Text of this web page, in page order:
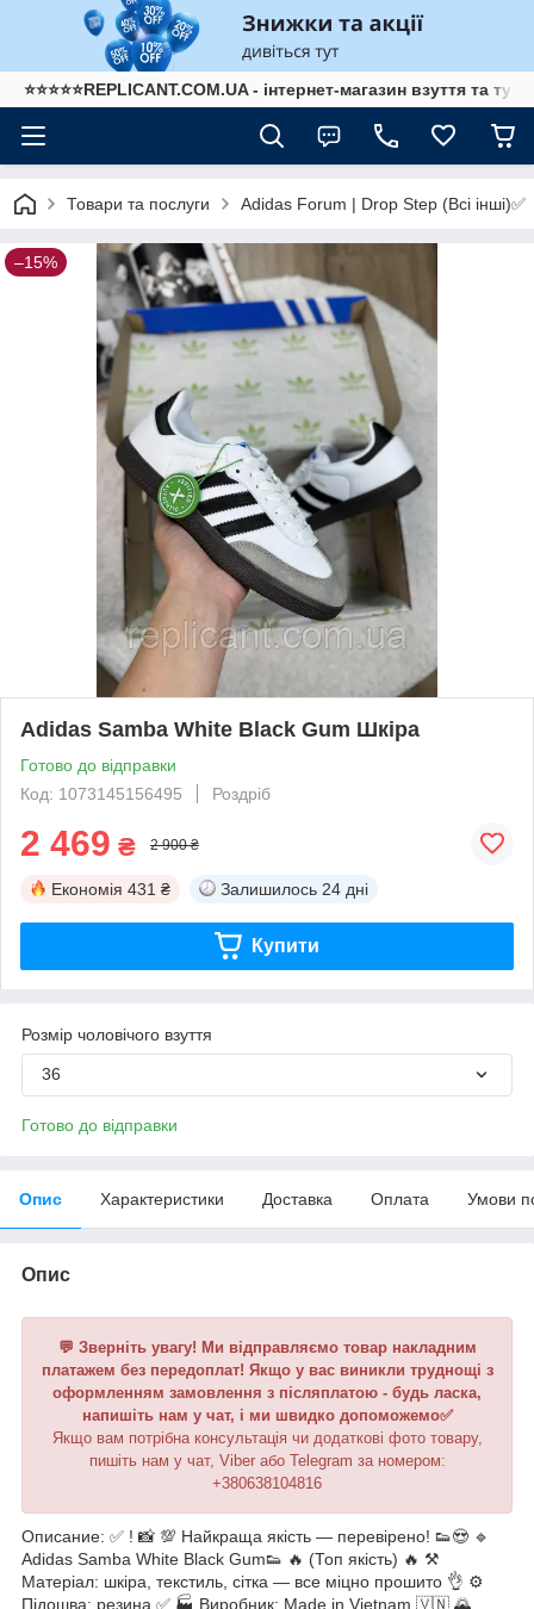
⭐⭐⭐⭐⭐REPLICANT.COM.UA - інтернет-магазин взуття та
Товари та послуги Adidas Forum | Drop Step (Всі інші)✅
–15%
Adidas Samba White Black Gum Шкіра
Готово до відправки
Код: 1073145156495
Роздріб
2 469 ₴ 2 900 ₴
Економія 431 ₴ Залишилось 24 дні
Купити
Розмір чоловічого взуття
36
Готово до відправки
Опис Характеристики Доставка Оплата Умови
Опис
💬 Зверніть увагу! Ми відправляємо товар накладним
платажем без передоплат! Якщо у вас виникли труднощі з
оформленням замовлення з післяплатою - будь ласка,
напишіть нам у чат, і ми швидко допоможемо✅
Якщо вам потрібна консультація чи додаткові фото товару,
пишіть нам у чат, Viber або Telegram за номером:
+380638104816
Описание: ✅ ! 📸 💯 Найкраща якість — перевірено! 👟😍 🔹
Adidas Samba White Black Gum👟 🔥 (Топ якість) 🔥 ⚒️
Матеріал: шкіра, текстиль, сітка — все міцно прошито 👌 ⚙️
Підошва: резина ✅ 🏭 Виробник: Made in Vietnam 🇻🇳 🌄